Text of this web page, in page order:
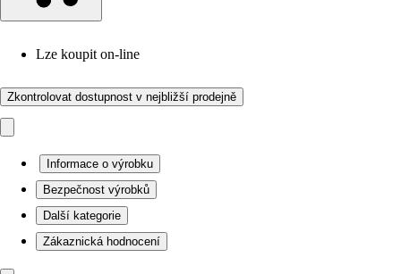
Lze koupit on-line
Zkontrolovat dostupnost v nejbližší prodejně
Informace o výrobku
Bezpečnost výrobků
Další kategorie
Zákaznická hodnocení